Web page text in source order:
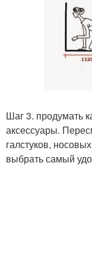
Шаг 3. продумать
аксессуары.
галстуков,
выбрать самый